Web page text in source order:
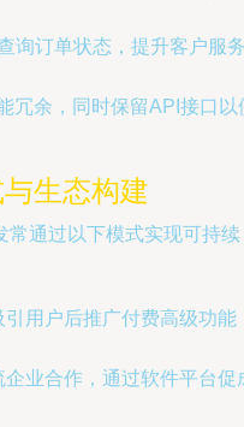
询订单状态，提升客户服
冗余，同时保留API接口以
生态构建
常通过以下模式实现可持续
引用户后推广付费高级功能
企业合作，通过软件平台促